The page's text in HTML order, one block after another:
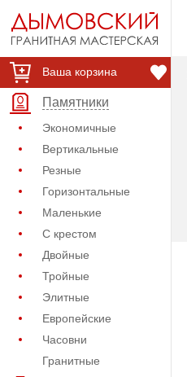
Ваша корзина
Памятники
Экономичные
Вертикальные
Резные
Горизонтальные
Маленькие
С крестом
Двойные
Тройные
Элитные
Европейские
Часовни
Гранитные